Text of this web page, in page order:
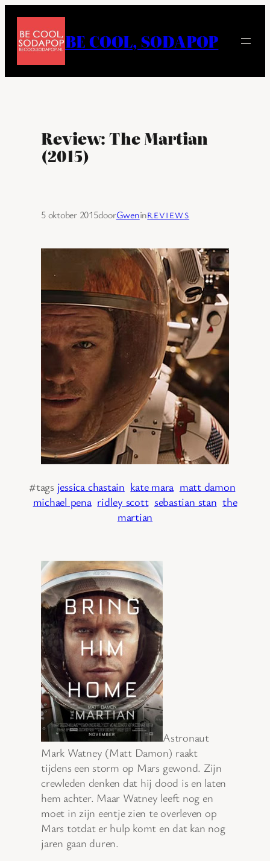
naar
inhoud
BE COOL, SODAPOP
Review: The Martian
(2015)
5 oktober 2015doorGweninREVIEWS
#tags jessica chastain kate mara matt damon
michael pena ridley scott sebastian stan the
martian
Astronaut
Mark Watney (Matt Damon) raakt
tijdens een storm op Mars gewond. Zijn
crewleden denken dat hij dood is en laten
hem achter. Maar Watney leeft nog en
moet in zijn eentje zien te overleven op
Mars totdat er hulp komt en dat kan nog
jaren gaan duren.